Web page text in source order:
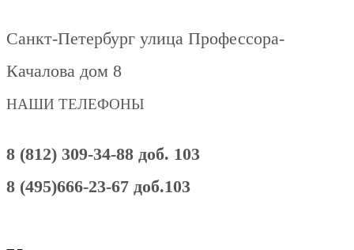
Санкт-Петербург улица Профессора-
Качалова дом 8
НАШИ ТЕЛЕФОНЫ
8 (812) 309-34-88 доб. 103
8 (495)666-23-67 доб.103